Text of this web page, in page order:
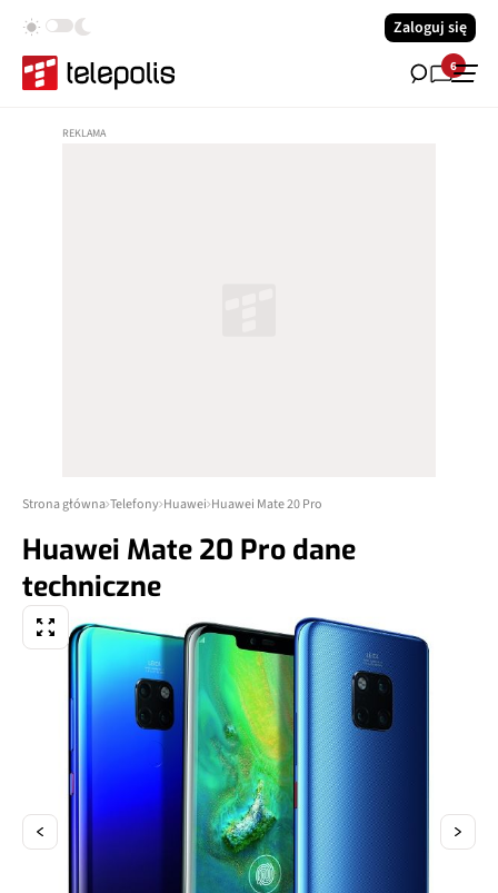
Zaloguj się
6
Strona główna Telefony Huawei Huawei Mate 20 Pro
Huawei Mate 20 Pro dane
techniczne